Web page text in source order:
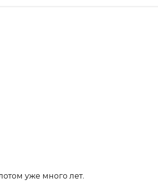
уже много лет.